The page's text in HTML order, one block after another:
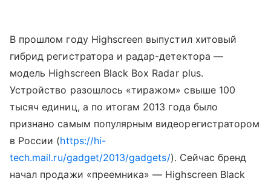
В прошлом году Highscreen выпустил хитовый
гибрид регистратора и радар-детектора —
модель Highscreen Black Box Radar plus.
Устройство разошлось «тиражом» свыше 100
тысяч единиц, а по итогам 2013 года было
признано самым популярным видеорегистратором
в России (https://hi-
tech.mail.ru/gadget/2013/gadgets/). Сейчас бренд
начал продажи «преемника» — Highscreen Black